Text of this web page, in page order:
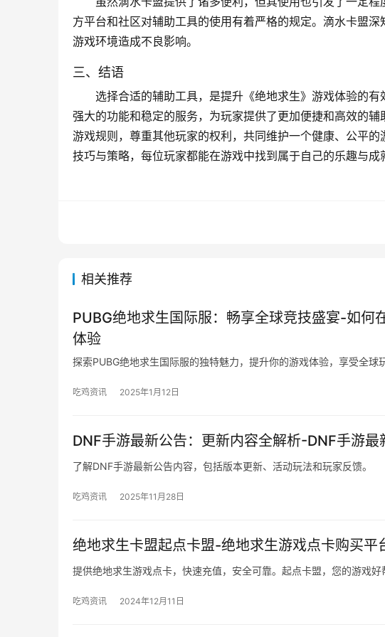
方平台和社区对辅助工具的使用有着严格的规定。滴水卡盟
游戏环境造成不良影响。
三、结语
选择合适的辅助工具，是提升《绝地求生》游戏体验的
强大的功能和稳定的服务，为玩家提供了更加便捷和高效的
游戏规则，尊重其他玩家的权利，共同维护一个健康、公平
技巧与策略，每位玩家都能在游戏中找到属于自己的乐趣与成
相关推荐
PUBG绝地求生国际服：畅享全球竞技盛宴-如何
体验
探索PUBG绝地求生国际服的独特魅力，提升你的游戏体验，享受全球
吃鸡资讯 2025年1月12日
DNF手游最新公告：更新内容全解析-DNF手游
了解DNF手游最新公告内容，包括版本更新、活动玩法和玩家反馈。
吃鸡资讯 2025年11月28日
绝地求生卡盟起点卡盟-绝地求生游戏点卡购买平
提供绝地求生游戏点卡，快速充值，安全可靠。起点卡盟，您的游戏好
吃鸡资讯 2024年12月11日